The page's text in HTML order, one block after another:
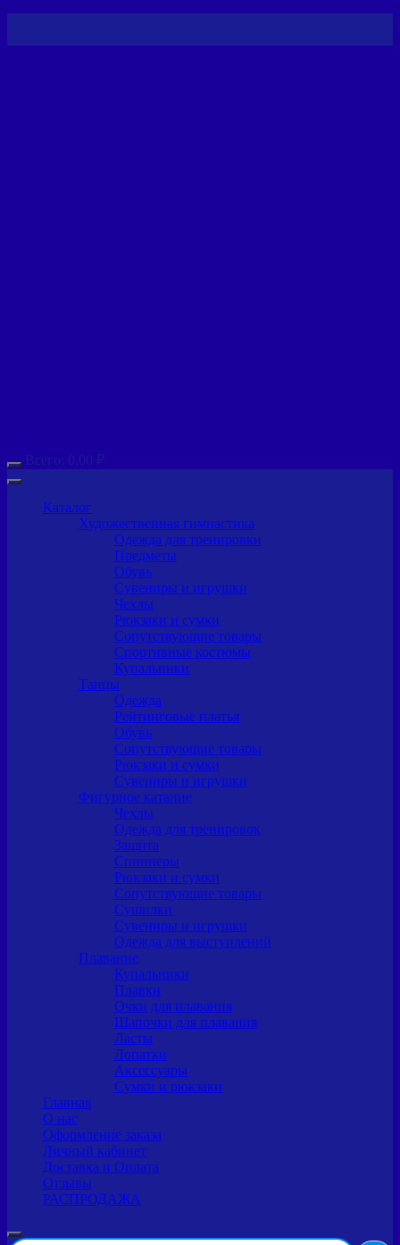
Всего: 0,00 ₽
Каталог
Художественная гимнастика
Одежда для тренировки
Предметы
Обувь
Сувениры и игрушки
Чехлы
Рюкзаки и сумки
Сопутствующие товары
Спортивные костюмы
Купальники
Танцы
Одежда
Рейтинговые платья
Обувь
Сопутствующие товары
Рюкзаки и сумки
Сувениры и игрушки
Фигурное катание
Чехлы
Одежда для тренировок
Защита
Спиннеры
Рюкзаки и сумки
Сопутствующие товары
Сушилки
Сувениры и игрушки
Одежда для выступлений
Плавание
Купальники
Плавки
Очки для плавания
Шапочки для плавания
Ласты
Лопатки
Аксессуары
Сумки и рюкзаки
Главная
О нас
Оформление заказа
Личный кабинет
Доставка и Оплата
Отзывы
РАСПРОДАЖА